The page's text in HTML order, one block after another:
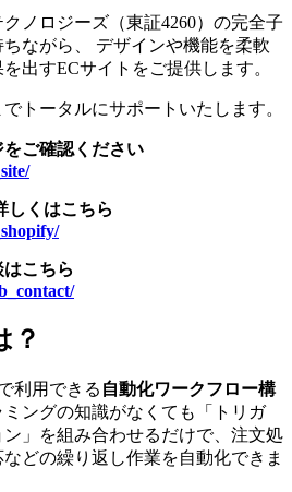
クノロジーズ（東証4260）の完全子
ながら、 デザインや機能を柔軟
出すECサイトをご提供します。
トータルにサポートいたします。
ご確認ください
しくはこちら
こちら
？
利用できる 自動化ワークフロー構
ングの知識がなくても「トリガ
」を組み合わせるだけで、注文処
どの繰り返し作業を自動化できま